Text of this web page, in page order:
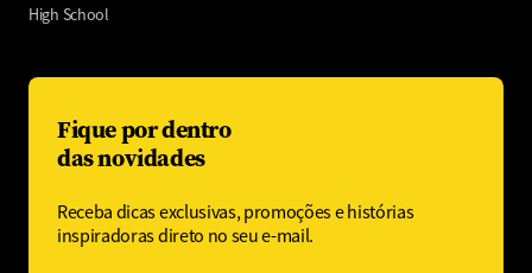
High School
Fique por dentro
das novidades
Receba dicas exclusivas, promoções e histórias
inspiradoras direto no seu e-mail.